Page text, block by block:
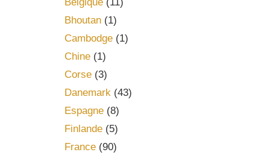
Belgique(11)
Bhoutan(1)
Cambodge(1)
Chine(1)
Corse(3)
Danemark(43)
Espagne(8)
Finlande(5)
France(90)